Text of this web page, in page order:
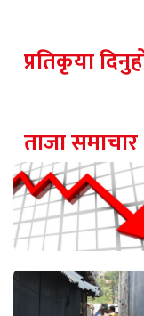
प्रतिकृया
ताजा समाचार